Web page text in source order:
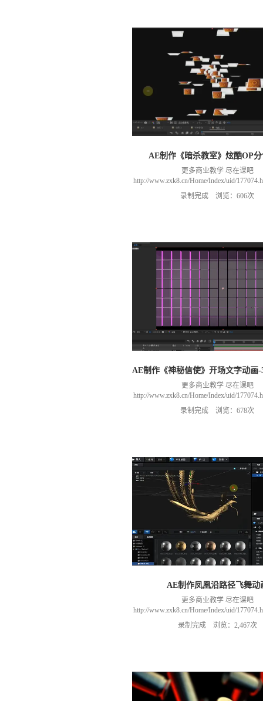
AE制作《暗杀教室》炫酷OP
更多商业教学 尽在课吧
http://www.zxk8.cn/Home/Index/uid/
以加群(课程所用素材和插件，均在
466106974 群里干货满满 可以加我们导
录制完成 浏览：606次
AE制作《神秘信使》开场文字动画
更多商业教学 尽在课吧
http://www.zxk8.cn/Home/Index/uid/
以加群(课程所用素材和插件，均在
466106974 群里干货满满 可以加我们导
录制完成 浏览：678次
AE制作凤凰沿路径飞舞动
更多商业教学 尽在课吧
http://www.zxk8.cn/Home/Index/uid/
以加群(课程所用素材和插件，均在
466106974 群里干货满满 可以加我们导
录制完成 浏览：2,467次